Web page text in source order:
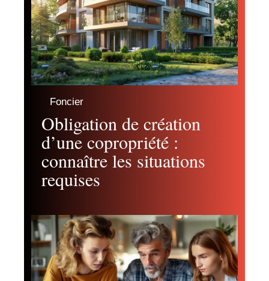
Foncier
Obligation de création
d’une copropriété :
connaître les situations
requises